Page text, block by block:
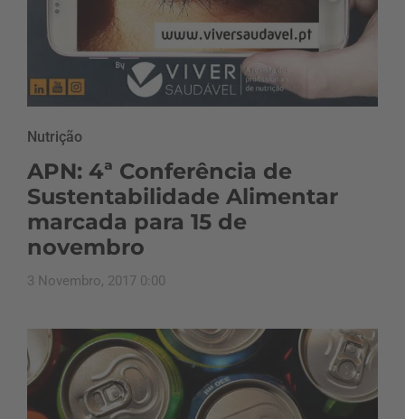
Nutrição
APN: 4ª Conferência de
Sustentabilidade Alimentar
marcada para 15 de
novembro
3 Novembro, 2017 0:00